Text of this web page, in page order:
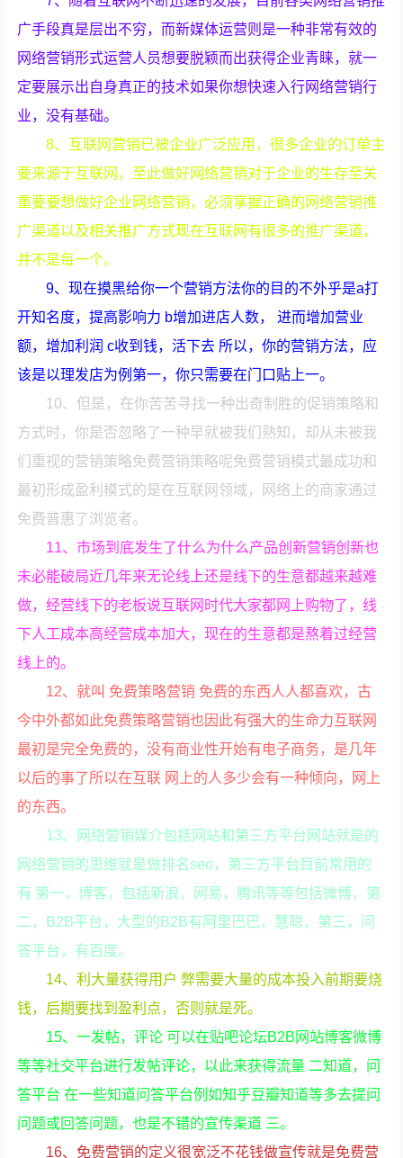
广手段真是层出不穷，而新媒体运营则是一种非常有效的
网络营销形式运营人员想要脱颖而出获得企业青睐，就一
定要展示出自身真正的技术如果你想快速入行网络营销行
业，没有基础。
8、互联网营销已被企业广泛应用，很多企业的订单主
要来源于互联网，至此做好网络营销对于企业的生存至关
重要要想做好企业网络营销，必须掌握正确的网络营销推
广渠道以及相关推广方式现在互联网有很多的推广渠道，
并不是每一个。
9、现在摸黑给你一个营销方法你的目的不外乎是a打
开知名度，提高影响力 b增加进店人数， 进而增加营业
额，增加利润 c收到钱，活下去 所以，你的营销方法，应
该是以理发店为例第一，你只需要在门口贴上一。
10、但是，在你苦苦寻找一种出奇制胜的促销策略和
方式时，你是否忽略了一种早就被我们熟知，却从未被我
们重视的营销策略免费营销策略呢免费营销模式最成功和
最初形成盈利模式的是在互联网领域，网络上的商家通过
免费普惠了浏览者。
11、市场到底发生了什么为什么产品创新营销创新也
未必能破局近几年来无论线上还是线下的生意都越来越难
做，经营线下的老板说互联网时代大家都网上购物了，线
下人工成本高经营成本加大，现在的生意都是熬着过经营
线上的。
12、就叫 免费策略营销 免费的东西人人都喜欢，古
今中外都如此免费策略营销也因此有强大的生命力互联网
最初是完全免费的，没有商业性开始有电子商务，是几年
以后的事了所以在互联 网上的人多少会有一种倾向，网上
的东西。
13、网络营销媒介包括网站和第三方平台网站就是的
网络营销的思维就是做排名seo，第三方平台目前常用的
有 第一，博客，包括新浪，网易，腾讯等等包括微博，第
二，B2B平台，大型的B2B有阿里巴巴，慧聪，第三，问
答平台，有百度。
14、利大量获得用户 弊需要大量的成本投入前期要烧
钱，后期要找到盈利点，否则就是死。
15、一发帖，评论 可以在贴吧论坛B2B网站博客微博
等等社交平台进行发帖评论，以此来获得流量 二知道，问
答平台 在一些知道问答平台例如知乎豆瓣知道等多去提问
问题或回答问题，也是不错的宣传渠道 三。
16、免费营销的定义很宽泛不花钱做宣传就是免费营